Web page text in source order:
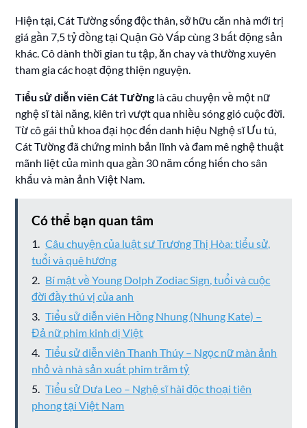
Hiện tại, Cát Tường sống độc thân, sở hữu căn nhà mới trị
giá gần 7,5 tỷ đồng tại Quận Gò Vấp cùng 3 bất động sản
khác. Cô dành thời gian tu tập, ăn chay và thường xuyên
tham gia các hoạt động thiện nguyện.
Tiểu sử diễn viên Cát Tường là câu chuyện về một nữ
nghệ sĩ tài năng, kiên trì vượt qua nhiều sóng gió cuộc đời.
Từ cô gái thủ khoa đại học đến danh hiệu Nghệ sĩ Ưu tú,
Cát Tường đã chứng minh bản lĩnh và đam mê nghệ thuật
mãnh liệt của mình qua gần 30 năm cống hiến cho sân
khấu và màn ảnh Việt Nam.
Có thể bạn quan tâm
Câu chuyện của luật sư Trương Thị Hòa: tiểu sử,
tuổi và quê hương
Bí mật về Young Dolph Zodiac Sign, tuổi và cuộc
đời đầy thú vị của anh
Tiểu sử diễn viên Hồng Nhung (Nhung Kate) –
Đả nữ phim kinh dị Việt
Tiểu sử diễn viên Thanh Thúy – Ngọc nữ màn ảnh
nhỏ và nhà sản xuất phim trăm tỷ
Tiểu sử Dưa Leo – Nghệ sĩ hài độc thoại tiên
phong tại Việt Nam